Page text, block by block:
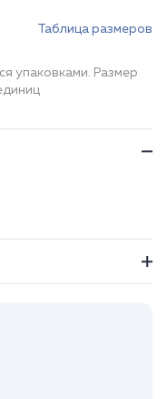
Таблица размеров
упаковками. Размер